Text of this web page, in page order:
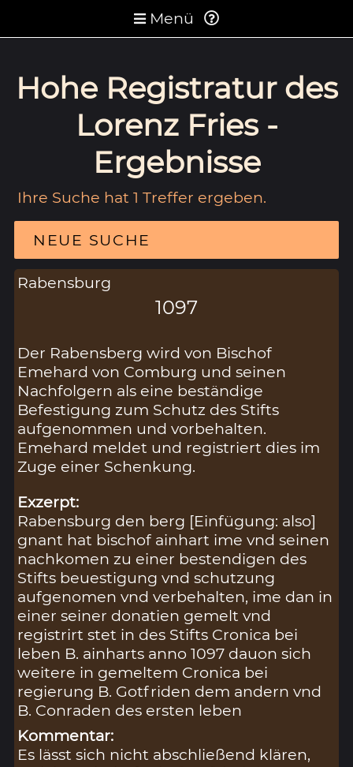
Menü
Hohe Registratur des
Lorenz Fries -
Ergebnisse
Ihre Suche hat 1 Treffer ergeben.
NEUE SUCHE
Rabensburg
1097
Der Rabensberg wird von Bischof
Emehard von Comburg und seinen
Nachfolgern als eine beständige
Befestigung zum Schutz des Stifts
aufgenommen und vorbehalten.
Emehard meldet und registriert dies im
Zuge einer Schenkung.
Exzerpt:
Rabensburg den berg [Einfügung: also]
gnant hat bischof ainhart ime vnd seinen
nachkomen zu einer bestendigen des
Stifts beuestigung vnd schutzung
aufgenomen vnd verbehalten, ime dan in
einer seiner donatien gemelt vnd
registrirt stet in des Stifts Cronica bei
leben B. ainharts anno 1097 dauon sich
weitere in gemeltem Cronica bei
regierung B. Gotfriden dem andern vnd
B. Conraden des ersten leben
Kommentar:
Es lässt sich nicht abschließend klären,